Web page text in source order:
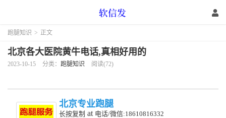
跑腿知识 > 正文
北京各大医院黄牛电话,真相好用的
2023-10-15 分类： 跑腿知识 阅读(72)
北京专业跑腿
长按复制 at 电话/微信:18610816332